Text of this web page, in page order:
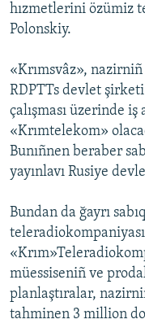
hızmetlerini özümiz
Polonskiy.
«Krımsvâz», nazirniñ
RDPTTs devlet
çalışması üzerinde
«Krımtelekom»
Bunıñnen beraber
yayınlavı Rusiye
Bundan da ğayrı
müessiseniñ ve
planlaştıralar,
tahminen 3 million